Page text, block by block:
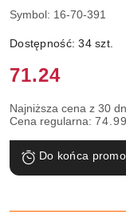
Symbol: 16-70-391
Dostępność:34szt.
Cena:
71.24
Najniższa cena z 30
Cena regularna: 74.99
Do końca